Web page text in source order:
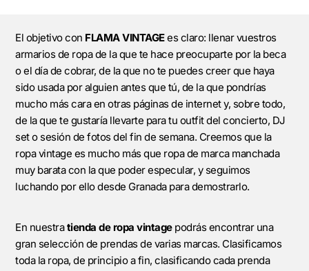
El objetivo con FLAMA VINTAGEes claro: llenar vuestros
armarios de ropa de la que te hace preocuparte por la beca
o el día de cobrar, de la que no te puedes creer que haya
sido usada por alguien antes que tú, de la que pondrías
mucho más cara en otras páginas de internet y, sobre todo,
de la que te gustaría llevarte para tu outfit del concierto, DJ
set o sesión de fotos del fin de semana. Creemos que la
ropa vintage es mucho más que ropa de marca manchada
muy barata con la que poder especular, y seguimos
luchando por ello desde Granada para demostrarlo.
En nuestratienda de ropa vintagepodrás encontrar una
gran selección de prendas de varias marcas. Clasificamos
toda la ropa, de principio a fin, clasificando cada prenda